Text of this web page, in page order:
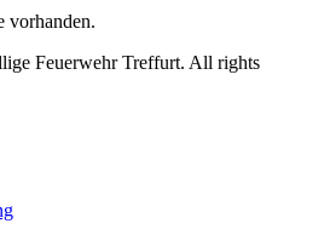
vorhanden.
Feuerwehr Treffurt. All rights